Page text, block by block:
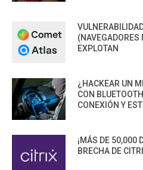
(NAVEGADORES
EXPLOTAN
¿HACKEAR UN
CON
CONEXIÓN Y
¡MÁS DE 50,000
BRECHA DE